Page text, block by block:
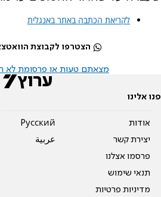
לקריאת הכתבה באתר באנגלית
הצטרפו לקבוצת
מצאתם טעות או פרסומת לא
פנו אלינו
אודות
יצירת קשר
פרסמו אצלנו
תנאי שימוש
מדיניות פרטיות
Pусский
عربية